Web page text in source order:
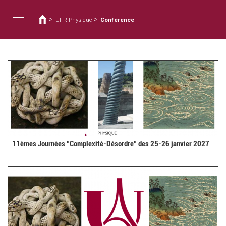
contenu
navigation
êtes
ici
> UFR Physique > Conférence
11èmes Journées "Complexité-Désordre" des 25-26 janvier 2027